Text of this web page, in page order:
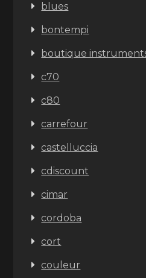
blues
bontempi
boutique
c70
c80
carrefour
castelluccia
cdiscount
cimar
cordoba
cort
couleur